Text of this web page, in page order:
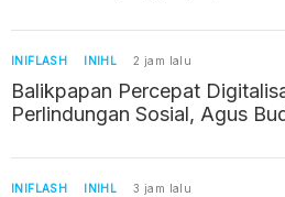
INIFLASH INIHL 2 jam lalu
Balikpapan Percepat
Perlindungan Sosial, Agus
Sasaran
INIFLASH INIHL 3 jam lalu